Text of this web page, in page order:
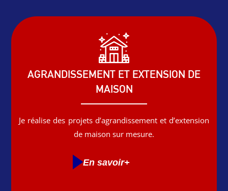
AGRANDISSEMENT ET EXTENSION DE
MAISON
Je réalise des projets d’agrandissement et d’extension
de maison sur mesure.
En savoir+